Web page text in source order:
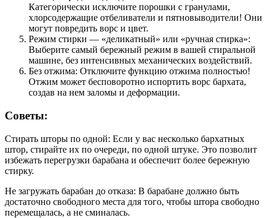
Категорически исключите порошки с гранулами,
хлорсодержащие отбеливатели и пятновыводители! Они
могут повредить ворс и цвет.
Режим стирки — «деликатный» или «ручная стирка»:
Выберите самый бережный режим в вашей стиральной
машине, без интенсивных механических воздействий.
Без отжима: Отключите функцию отжима полностью!
Отжим может бесповоротно испортить ворс бархата,
создав на нем заломы и деформации.
Советы:
Стирать шторы по одной: Если у вас несколько бархатных
штор, стирайте их по очереди, по одной штуке. Это позволит
избежать перегрузки барабана и обеспечит более бережную
стирку.
Не загружать барабан до отказа: В барабане должно быть
достаточно свободного места для того, чтобы штора свободно
перемещалась, а не сминалась.